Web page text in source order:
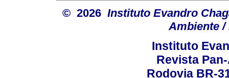
© 2026 Instituto Evandro
Ambiente /
Instituto
Revista
Rodovia BR-